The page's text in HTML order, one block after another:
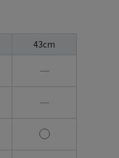
43cm
―
―